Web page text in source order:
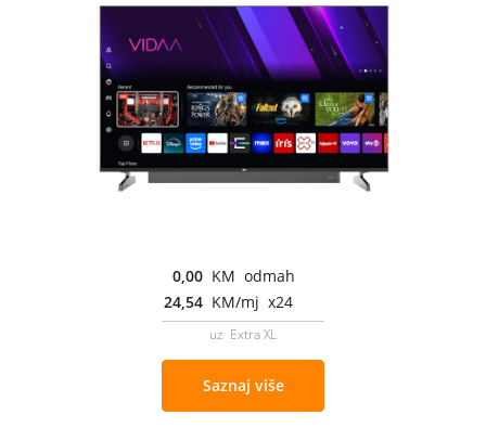
0,00 KM odmah
24,54 KM/mj x24
uz Extra XL
Saznaj više